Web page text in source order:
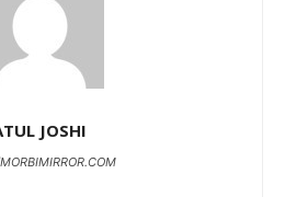
JOSHI